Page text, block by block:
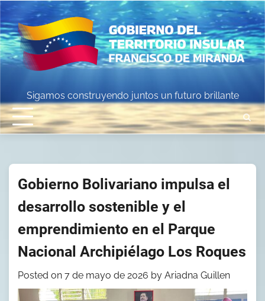
Skip
to
content
Sigamos construyendo juntos un futuro brillante
Gobierno Bolivariano impulsa el
desarrollo sostenible y el
emprendimiento en el Parque
Nacional Archipiélago Los Roques
Posted on 7 de mayo de 2026 by Ariadna Guillen